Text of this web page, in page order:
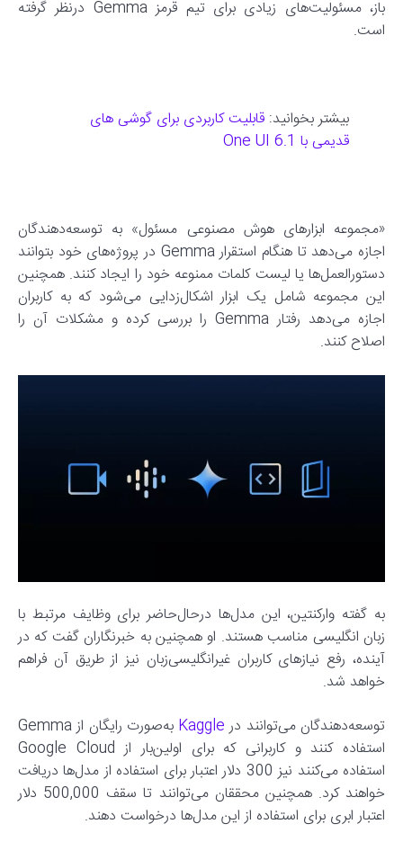
باز، مسئولیت‌های زیادی برای تیم قرمز Gemma درنظر گرفته
است.
بیشتر بخوانید: قابلیت کاربردی برای گوشی های
قدیمی با One UI 6.1
«مجموعه ابزارهای هوش مصنوعی مسئول» به توسعه‌دهندگان
اجازه می‌دهد تا هنگام استقرار Gemma در پروژه‌های خود بتوانند
دستورالعمل‌ها یا لیست کلمات ممنوعه خود را ایجاد کنند. همچنین
این مجموعه شامل یک ابزار اشکال‌زدایی می‌شود که به کاربران
اجازه می‌دهد رفتار Gemma را بررسی کرده و مشکلات آن را
اصلاح کنند.
به‌ گفته وارکنتین، این مدل‌ها درحال‌حاضر برای وظایف مرتبط با
زبان انگلیسی مناسب هستند. او همچنین به خبرنگاران گفت که در
آینده، رفع نیازهای کاربران غیرانگلیسی‌زبان نیز از طریق آن فراهم
خواهد شد.
توسعه‌دهندگان می‌توانند درKaggle
به‌صورت رایگان از Gemma
استفاده کنند و کاربرانی که برای اولین‌بار از Google Cloud
استفاده می‌کنند نیز 300 دلار اعتبار برای استفاده از مدل‌ها دریافت
خواهند کرد. همچنین محققان می‌توانند تا سقف 500,000 دلار
اعتبار ابری برای استفاده از این مدل‌ها درخواست دهند.